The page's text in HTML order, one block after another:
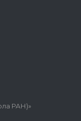
РАН)»